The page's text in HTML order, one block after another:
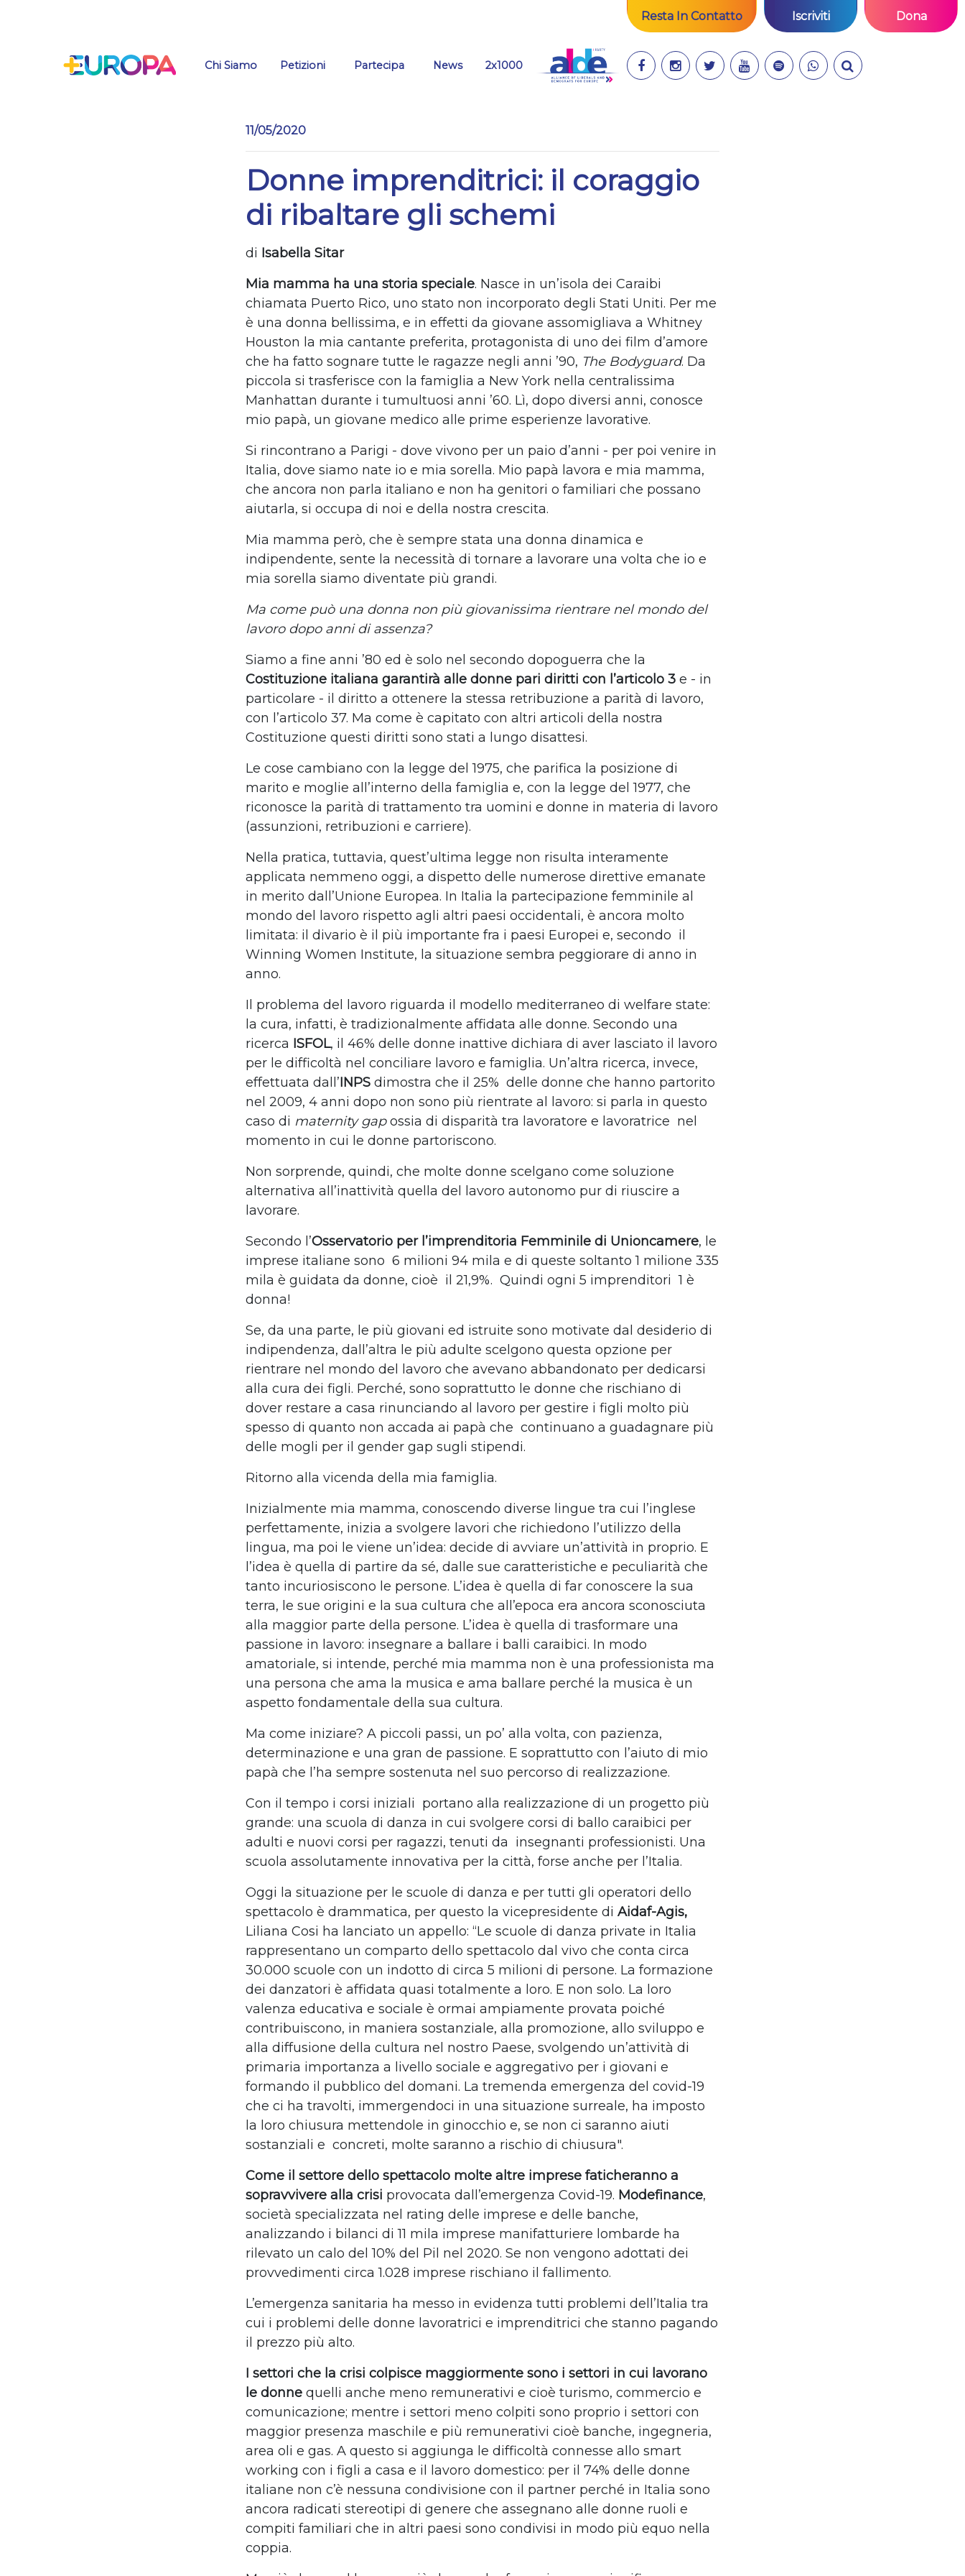
Resta In Contatto Iscriviti Dona
Chi Siamo Petizioni Partecipa News(current)
2x1000
11/05/2020
Donne imprenditrici: il coraggio
di ribaltare gli schemi
di Isabella Sitar
Mia mamma ha una storia speciale. Nasce in un’isola dei Caraibi
chiamata Puerto Rico, uno stato non incorporato degli Stati Uniti. Per me
è una donna bellissima, e in effetti da giovane assomigliava a Whitney
Houston la mia cantante preferita, protagonista di uno dei film d’amore
che ha fatto sognare tutte le ragazze negli anni ’90, The Bodyguard. Da
piccola si trasferisce con la famiglia a New York nella centralissima
Manhattan durante i tumultuosi anni ’60. Lì, dopo diversi anni, conosce
mio papà, un giovane medico alle prime esperienze lavorative.
Si rincontrano a Parigi - dove vivono per un paio d’anni - per poi venire in
Italia, dove siamo nate io e mia sorella. Mio papà lavora e mia mamma,
che ancora non parla italiano e non ha genitori o familiari che possano
aiutarla, si occupa di noi e della nostra crescita.
Mia mamma però, che è sempre stata una donna dinamica e
indipendente, sente la necessità di tornare a lavorare una volta che io e
mia sorella siamo diventate più grandi.
Ma come può una donna non più giovanissima rientrare nel mondo del
lavoro dopo anni di assenza?
Siamo a fine anni ’80 ed è solo nel secondo dopoguerra che la
Costituzione italiana garantirà alle donne pari diritti con l’articolo 3 e - in
particolare - il diritto a ottenere la stessa retribuzione a parità di lavoro,
con l’articolo 37. Ma come è capitato con altri articoli della nostra
Costituzione questi diritti sono stati a lungo disattesi.
Le cose cambiano con la legge del 1975, che parifica la posizione di
marito e moglie all’interno della famiglia e, con la legge del 1977, che
riconosce la parità di trattamento tra uomini e donne in materia di lavoro
(assunzioni, retribuzioni e carriere).
Nella pratica, tuttavia, quest’ultima legge non risulta interamente
applicata nemmeno oggi, a dispetto delle numerose direttive emanate
in merito dall’Unione Europea. In Italia la partecipazione femminile al
mondo del lavoro rispetto agli altri paesi occidentali, è ancora molto
limitata: il divario è il più importante fra i paesi Europei e, secondo il
Winning Women Institute, la situazione sembra peggiorare di anno in
anno.
Il problema del lavoro riguarda il modello mediterraneo di welfare state:
la cura, infatti, è tradizionalmente affidata alle donne. Secondo una
ricerca ISFOL, il 46% delle donne inattive dichiara di aver lasciato il lavoro
per le difficoltà nel conciliare lavoro e famiglia. Un’altra ricerca, invece,
effettuata dall’INPS dimostra che il 25% delle donne che hanno partorito
nel 2009, 4 anni dopo non sono più rientrate al lavoro: si parla in questo
caso di maternity gapossia di disparità tra lavoratore e lavoratrice nel
momento in cui le donne partoriscono.
Non sorprende, quindi, che molte donne scelgano come soluzione
alternativa all’inattività quella del lavoro autonomo pur di riuscire a
lavorare.
Secondo l’Osservatorio per l’imprenditoria Femminile di Unioncamere, le
imprese italiane sono 6 milioni 94 mila e di queste soltanto 1 milione 335
mila è guidata da donne, cioè il 21,9%. Quindi ogni 5 imprenditori 1 è
donna!
Se, da una parte, le più giovani ed istruite sono motivate dal desiderio di
indipendenza, dall’altra le più adulte scelgono questa opzione per
rientrare nel mondo del lavoro che avevano abbandonato per dedicarsi
alla cura dei figli. Perché, sono soprattutto le donne che rischiano di
dover restare a casa rinunciando al lavoro per gestire i figli molto più
spesso di quanto non accada ai papà che continuano a guadagnare più
delle mogli per il gender gap sugli stipendi.
Ritorno alla vicenda della mia famiglia.
Inizialmente mia mamma, conoscendo diverse lingue tra cui l’inglese
perfettamente, inizia a svolgere lavori che richiedono l’utilizzo della
lingua, ma poi le viene un’idea: decide di avviare un’attività in proprio. E
l’idea è quella di partire da sé, dalle sue caratteristiche e peculiarità che
tanto incuriosiscono le persone. L’idea è quella di far conoscere la sua
terra, le sue origini e la sua cultura che all’epoca era ancora sconosciuta
alla maggior parte della persone. L’idea è quella di trasformare una
passione in lavoro: insegnare a ballare i balli caraibici. In modo
amatoriale, si intende, perché mia mamma non è una professionista ma
una persona che ama la musica e ama ballare perché la musica è un
aspetto fondamentale della sua cultura.
Ma come iniziare? A piccoli passi, un po’ alla volta, con pazienza,
determinazione e una gran de passione. E soprattutto con l’aiuto di mio
papà che l’ha sempre sostenuta nel suo percorso di realizzazione.
Con il tempo i corsi iniziali portano alla realizzazione di un progetto più
grande: una scuola di danza in cui svolgere corsi di ballo caraibici per
adulti e nuovi corsi per ragazzi, tenuti da insegnanti professionisti. Una
scuola assolutamente innovativa per la città, forse anche per l’Italia.
Oggi la situazione per le scuole di danza e per tutti gli operatori dello
spettacolo è drammatica, per questo la vicepresidente di Aidaf-Agis,
Liliana Cosi ha lanciato un appello: “Le scuole di danza private in Italia
rappresentano un comparto dello spettacolo dal vivo che conta circa
30.000 scuole con un indotto di circa 5 milioni di persone. La formazione
dei danzatori è affidata quasi totalmente a loro. E non solo. La loro
valenza educativa e sociale è ormai ampiamente provata poiché
contribuiscono, in maniera sostanziale, alla promozione, allo sviluppo e
alla diffusione della cultura nel nostro Paese, svolgendo un’attività di
primaria importanza a livello sociale e aggregativo per i giovani e
formando il pubblico del domani. La tremenda emergenza del covid-19
che ci ha travolti, immergendoci in una situazione surreale, ha imposto
la loro chiusura mettendole in ginocchio e, se non ci saranno aiuti
sostanziali e concreti, molte saranno a rischio di chiusura".
Come il settore dello spettacolo molte altre imprese faticheranno a
sopravvivere alla crisi provocata dall’emergenza Covid-19. Modefinance,
società specializzata nel rating delle imprese e delle banche,
analizzando i bilanci di 11 mila imprese manifatturiere lombarde ha
rilevato un calo del 10% del Pil nel 2020. Se non vengono adottati dei
provvedimenti circa 1.028 imprese rischiano il fallimento.
L’emergenza sanitaria ha messo in evidenza tutti problemi dell’Italia tra
cui i problemi delle donne lavoratrici e imprenditrici che stanno pagando
il prezzo più alto.
I settori che la crisi colpisce maggiormente sono i settori in cui lavorano
le donne quelli anche meno remunerativi e cioè turismo, commercio e
comunicazione; mentre i settori meno colpiti sono proprio i settori con
maggior presenza maschile e più remunerativi cioè banche, ingegneria,
area oli e gas. A questo si aggiunga le difficoltà connesse allo smart
working con i figli a casa e il lavoro domestico: per il 74% delle donne
italiane non c’è nessuna condivisione con il partner perché in Italia sono
ancora radicati stereotipi di genere che assegnano alle donne ruoli e
compiti familiari che in altri paesi sono condivisi in modo più equo nella
coppia.